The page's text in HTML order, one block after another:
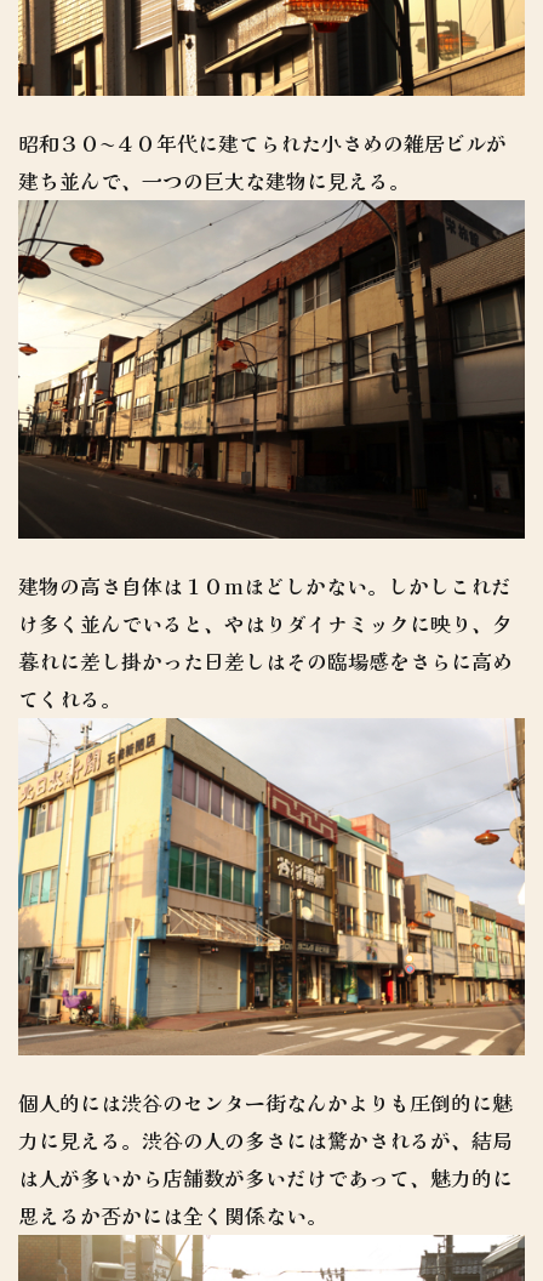
昭和３０〜４０年代に建てられた小さめの雑居ビルが
建ち並んで、一つの巨大な建物に見える。
建物の高さ自体は１０mほどしかない。しかしこれだ
け多く並んでいると、やはりダイナミックに映り、夕
暮れに差し掛かった日差しはその臨場感をさらに高め
てくれる。
個人的には渋谷のセンター街なんかよりも圧倒的に魅
力に見える。渋谷の人の多さには驚かされるが、結局
は人が多いから店舗数が多いだけであって、魅力的に
思えるか否かには全く関係ない。